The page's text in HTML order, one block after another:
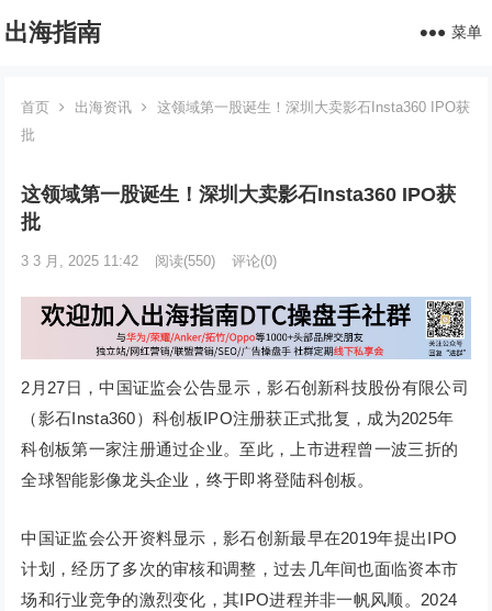
出海指南 菜单
首页 出海资讯
这领域第一股诞生！深圳大卖影石Insta360 IPO获
批
这领域第一股诞生！深圳大卖影石Insta360 IPO获
批
3 3 月, 2025 11:42 阅读(550) 评论(0)
2月27日，中国证监会公告显示，影石创新科技股份有限公司
（影石Insta360）科创板IPO注册获正式批复，成为2025年
科创板第一家注册通过企业。至此，上市进程曾一波三折的
全球智能影像龙头企业，终于即将登陆科创板。
中国证监会公开资料显示，影石创新最早在2019年提出IPO
计划，经历了多次的审核和调整，过去几年间也面临资本市
场和行业竞争的激烈变化，其IPO进程并非一帆风顺。2024